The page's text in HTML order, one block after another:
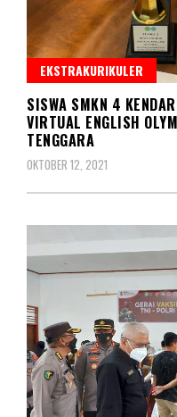
EKSTRAKURIKULER
SISWA SMKN 4
VIRTUAL ENGLISH
TENGGARA
OKTOBER 12, 2021